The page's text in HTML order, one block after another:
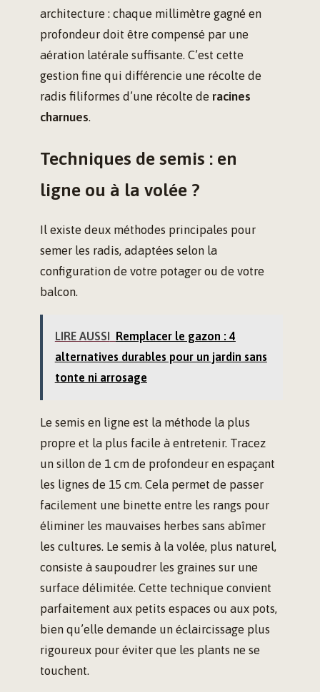
architecture : chaque millimètre gagné en
profondeur doit être compensé par une
aération latérale suffisante. C’est cette
gestion fine qui différencie une récolte de
radis filiformes d’une récolte de racines
charnues.
Techniques de semis : en
ligne ou à la volée ?
Il existe deux méthodes principales pour
semer les radis, adaptées selon la
configuration de votre potager ou de votre
balcon.
LIRE AUSSI Remplacer le gazon : 4
alternatives durables pour un jardin sans
tonte ni arrosage
Le semis en ligne est la méthode la plus
propre et la plus facile à entretenir. Tracez
un sillon de 1 cm de profondeur en espaçant
les lignes de 15 cm. Cela permet de passer
facilement une binette entre les rangs pour
éliminer les mauvaises herbes sans abîmer
les cultures. Le semis à la volée, plus naturel,
consiste à saupoudrer les graines sur une
surface délimitée. Cette technique convient
parfaitement aux petits espaces ou aux pots,
bien qu’elle demande un éclaircissage plus
rigoureux pour éviter que les plants ne se
touchent.